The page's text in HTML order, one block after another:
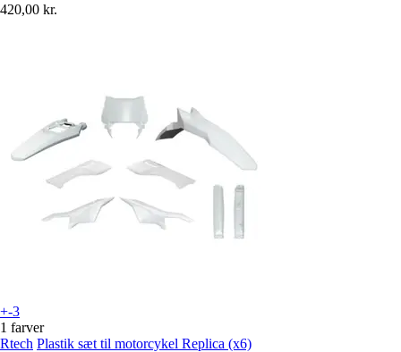
420,00 kr.
+-3
1 farver
Rtech Plastik sæt til motorcykel Replica (x6)